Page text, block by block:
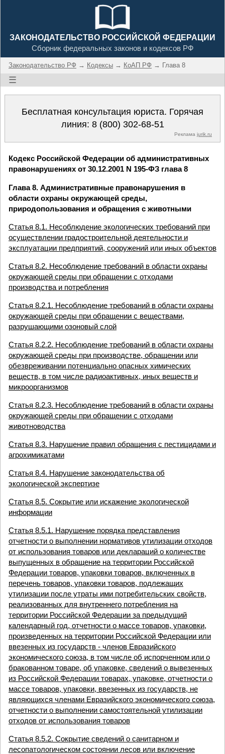
ЗАКОНОДАТЕЛЬСТВО РОССИЙСКОЙ ФЕДЕРАЦИИ
Сборник федеральных законов и кодексов РФ
Законодательство РФ → Кодексы → КоАП РФ → Глава 8
☰
Бесплатная консультация юриста. Горячая
линия: 8 (800) 302-68-51
Реклама jurik.ru
Кодекс Российской Федерации об административных
правонарушениях от 30.12.2001 N 195-ФЗ глава 8
Глава 8. Административные правонарушения в
области охраны окружающей среды,
природопользования и обращения с животными
Статья 8.1. Несоблюдение экологических требований при
осуществлении градостроительной деятельности и
эксплуатации предприятий, сооружений или иных объектов
Статья 8.2. Несоблюдение требований в области охраны
окружающей среды при обращении с отходами
производства и потребления
Статья 8.2.1. Несоблюдение требований в области охраны
окружающей среды при обращении с веществами,
разрушающими озоновый слой
Статья 8.2.2. Несоблюдение требований в области охраны
окружающей среды при производстве, обращении или
обезвреживании потенциально опасных химических
веществ, в том числе радиоактивных, иных веществ и
микроорганизмов
Статья 8.2.3. Несоблюдение требований в области охраны
окружающей среды при обращении с отходами
животноводства
Статья 8.3. Нарушение правил обращения с пестицидами и
агрохимикатами
Статья 8.4. Нарушение законодательства об
экологической экспертизе
Статья 8.5. Сокрытие или искажение экологической
информации
Статья 8.5.1. Нарушение порядка представления
отчетности о выполнении нормативов утилизации отходов
от использования товаров или деклараций о количестве
выпущенных в обращение на территории Российской
Федерации товаров, упаковки товаров, включенных в
перечень товаров, упаковки товаров, подлежащих
утилизации после утраты ими потребительских свойств,
реализованных для внутреннего потребления на
территории Российской Федерации за предыдущий
календарный год, отчетности о массе товаров, упаковки,
произведенных на территории Российской Федерации или
ввезенных из государств - членов Евразийского
экономического союза, в том числе об испорченном или о
бракованном товаре, об упаковке, сведений о вывезенных
из Российской Федерации товарах, упаковке, отчетности о
массе товаров, упаковки, ввезенных из государств, не
являющихся членами Евразийского экономического союза,
отчетности о выполнении самостоятельной утилизации
отходов от использования товаров
Статья 8.5.2. Сокрытие сведений о санитарном и
лесопатологическом состоянии лесов или включение